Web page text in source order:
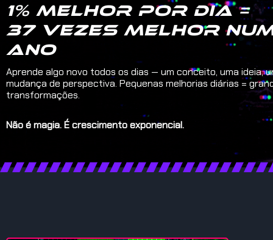
1% melhor por dia =
37 vezes melhor
ano
Aprende algo novo todos os dias — um conceito, uma ideia,
mudança de perspectiva. Pequenas melhorias diárias =
transformações.
Não é magia. É crescimento exponencial.